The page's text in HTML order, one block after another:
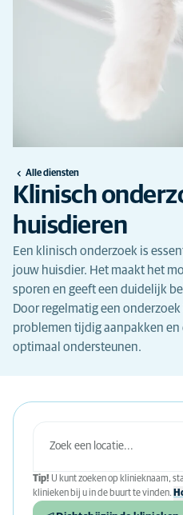
Alle diensten
Klinisch
huisdieren
Een klinisch onderzoek is
jouw huisdier. Het maakt het
sporen en geeft een duidelijk
Door regelmatig een
problemen tijdig aanpakken
optimaal ondersteunen.
Tip! U kunt zoeken op klinieknaam,
klinieken bij u in de buurt te vinden.